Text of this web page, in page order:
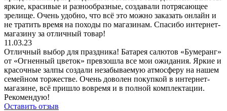
яркие, красивые и разнообразные, создавали потрясающее
зрелище. Очень удобно, что всё это можно заказать онлайн и
не тратить время на походы по магазинам. Спасибо интернет-
магазину за отличный товар!
11.03.23
Отличный выбор для праздника! Батарея салютов «Бумеранг»
от «Огненный цветок» превзошла все мои ожидания. Яркие и
красочные залпы создали незабываемую атмосферу на нашем
семейном торжестве. Очень доволен покупкой в интернет-
магазине, всё пришло вовремя и в полной комплектации.
Рекомендую!
Оставить отзыв